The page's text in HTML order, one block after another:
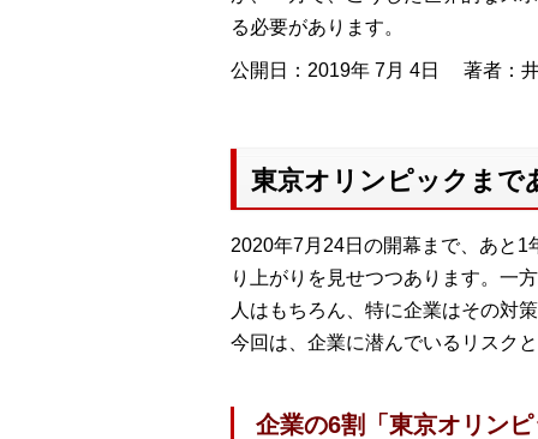
る必要があります。
公開日：2019年 7月 4日 著者：
東京オリンピックまで
2020年7月24日の開幕まで、あと
り上がりを見せつつあります。一
人はもちろん、特に企業はその対
今回は、企業に潜んでいるリスク
企業の6割「東京オリン